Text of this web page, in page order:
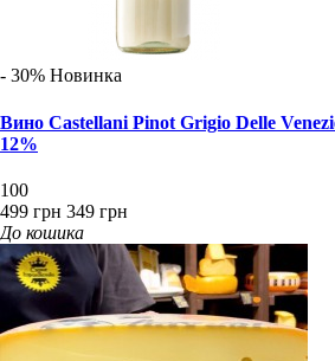
- 30% Новинка
Вино Castellani Pinot Grigio Delle
12%
100
499 грн 349 грн
До кошика